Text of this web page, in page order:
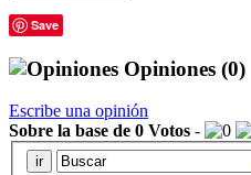
Save
Opiniones (0)
Escribe una opinión
Sobre la base de 0 Votos -